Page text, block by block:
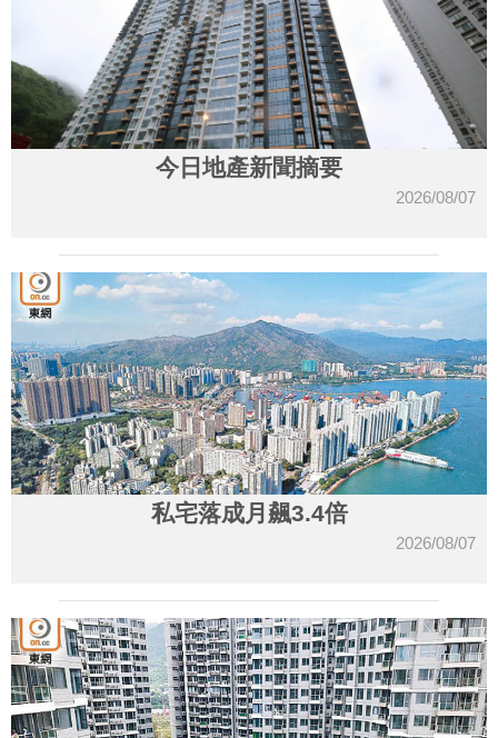
今日地產新聞摘要
2026/08/07
私宅落成月飆3.4倍
2026/08/07